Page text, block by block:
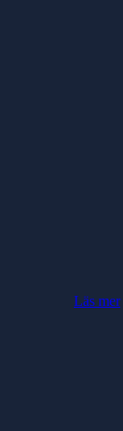
Läs mer